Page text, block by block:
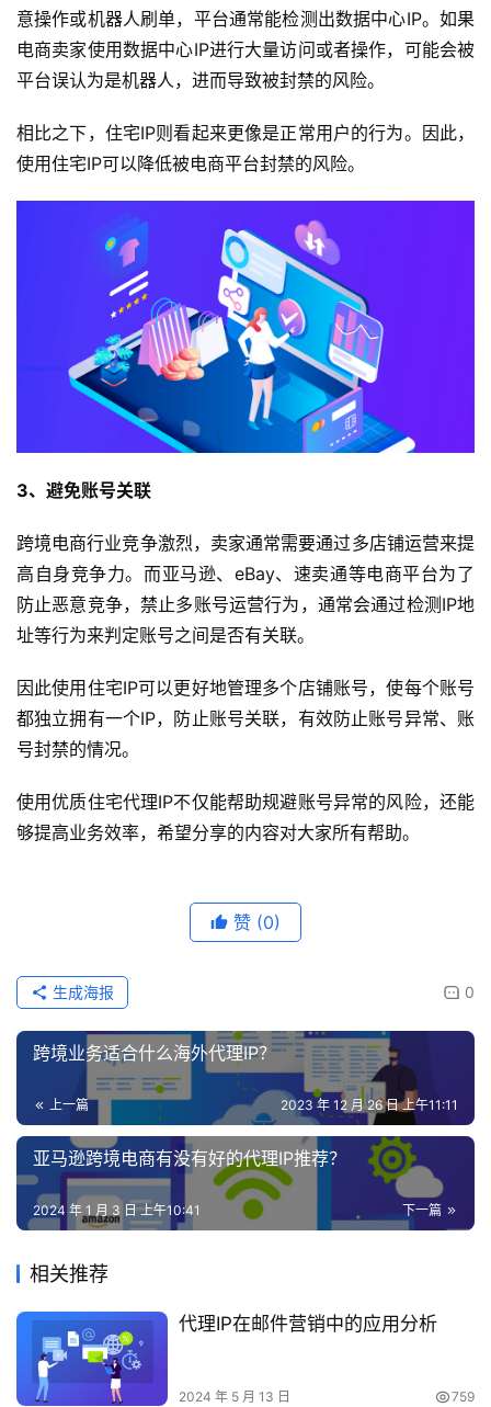
意操作或机器人刷单，平台通常能检测出数据中心IP。如果
电商卖家使用数据中心IP进行大量访问或者操作，可能会被
平台误认为是机器人，进而导致被封禁的风险。
相比之下，住宅IP则看起来更像是正常用户的行为。因此，
使用住宅IP可以降低被电商平台封禁的风险。
3、避免账号关联
跨境电商行业竞争激烈，卖家通常需要通过多店铺运营来提
高自身竞争力。而亚马逊、eBay、速卖通等电商平台为了
防止恶意竞争，禁止多账号运营行为，通常会通过检测IP地
址等行为来判定账号之间是否有关联。
因此使用住宅IP可以更好地管理多个店铺账号，使每个账号
都独立拥有一个IP，防止账号关联，有效防止账号异常、账
号封禁的情况。
使用优质住宅代理IP不仅能帮助规避账号异常的风险，还能
够提高业务效率，希望分享的内容对大家所有帮助。
赞 (0)
0
生成海报
跨境业务适合什么海外代理IP？
上一篇 2023 年 12 月 26 日 上午11:11
亚马逊跨境电商有没有好的代理IP推荐？
下一篇
2024 年 1 月 3 日 上午10:41
相关推荐
代理IP在邮件营销中的应用分析
2024 年 5 月 13 日 759